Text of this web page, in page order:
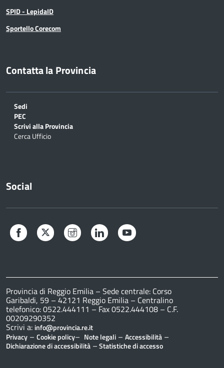
SPID - LepidaID
Sportello Corecom
Contatta la Provincia
Sedi
PEC
Scrivi alla Provincia
Cerca Ufficio
Social
Facebook Twitter Instagram LinkedIn
Provincia di Reggio Emilia – Sede centrale: Corso
Garibaldi, 59 – 42121 Reggio Emilia – Centralino
telefonico: 0522.444111 – Fax 0522.444108 – C.F.
00209290352
Scrivi a: info@provincia.re.it
Privacy – Cookie policy– Note legali – Accessibilità –
Dichiarazione di accessibilità –Statistiche di accesso